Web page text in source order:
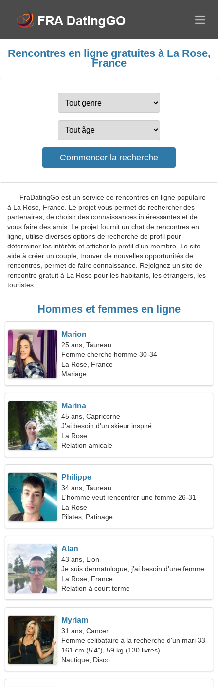
Rencontres en ligne gratuites à La Rose,
France
FraDatingGo est un service de rencontres en ligne populaire
à La Rose, France. Le projet vous permet de rechercher des
partenaires, de choisir des connaissances intéressantes et de
vous faire des amis. Le projet fournit un chat de rencontres en
ligne, utilise diverses options de recherche de profil pour
déterminer les intérêts et afficher le profil d'un membre. Le site
aide à créer un couple, trouver de nouvelles opportunités de
rencontres, permet de faire connaissance. Rejoignez un site de
rencontre gratuit à La Rose pour les habitants, les étrangers, les
touristes.
Hommes et femmes en ligne
Marion
25 ans, Taureau
Femme cherche homme 30-34
La Rose, France
Mariage
Marina
45 ans, Capricorne
J'ai besoin d'un skieur inspiré
La Rose
Relation amicale
Philippe
34 ans, Taureau
L'homme veut rencontrer une femme 26-31
La Rose
Pilates, Patinage
Alan
43 ans, Lion
Je suis dermatologue, j'ai besoin d'une femme
extraordinaire
La Rose, France
Relation à court terme
Myriam
31 ans, Cancer
Femme celibataire a la recherche d'un mari 33-
41
161 cm (5'4"), 59 kg (130 livres)
Nautique, Disco